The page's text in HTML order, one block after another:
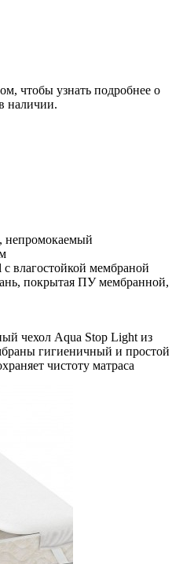
чтобы узнать подробнее о
наличии.
непромокаемый
влагостойкой мембраной
покрытая ПУ мембранной,
чехол Aqua Stop Light из
гигиеничный и простой
чистоту матраса